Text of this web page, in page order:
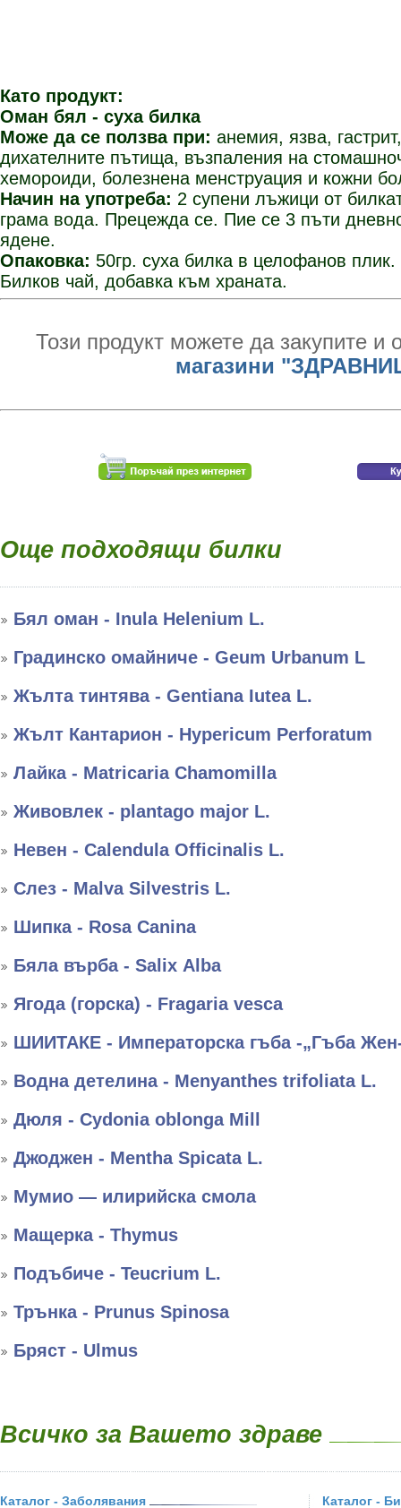
Като продукт:
Оман бял - суха билка
Може да се ползва при: анемия, язва,
дихателните пътища, възпаления на
хемороиди, болезнена менструация и кожни
Начин на употреба: 2 супени лъжици от
грама вода. Прецежда се. Пие се 3 пъти
ядене.
Опаковка: 50гр. суха билка в целофанов плик.
Билков чай, добавка към храната.
Този продукт можете да закупите и
магазини
Още подходящи билки
Бял оман - Inula Helenium L.
Градинско омайниче - Geum Urbanum L
Жълта тинтява - Gentiana Iutea L.
Жълт Кантарион - Hypericum Perforatum
Лайка - Matricaria Chamomilla
Живовлек - plantago major L.
Невен - Calendula Officinalis L.
Слез - Malva Silvestris L.
Шипка - Rosa Canina
Бяла върба - Salix Аlba
Ягода (горска) - Fragaria vesca
ШИИТАКЕ - Императорска гъба -„Гъба
Водна детелина - Menyanthes trifoliata L.
Дюля - Cydonia oblonga Mill
Джоджен - Mentha Spicata L.
Мумио — илирийска смола
Мащерка - Thymus
Подъбиче - Teucrium L.
Трънка - Prunus Spinosa
Бряст - Ulmus
Всичко за Вашето здраве
Каталог - Заболявания Каталог -